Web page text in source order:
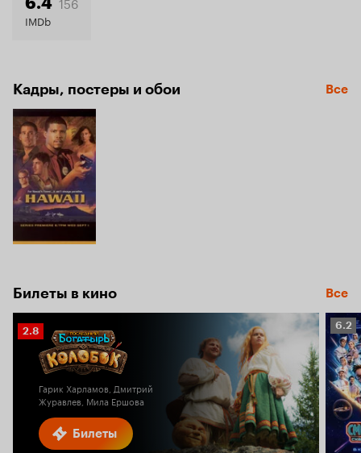
IMDb
Кадры, постеры и обои Все
Билеты в кино Все
Билеты
Рейтинг
Кинопоиска
2.8
Гарик Харламов, Дмитрий
Журавлев, Мила Ершова
6.2
6.2